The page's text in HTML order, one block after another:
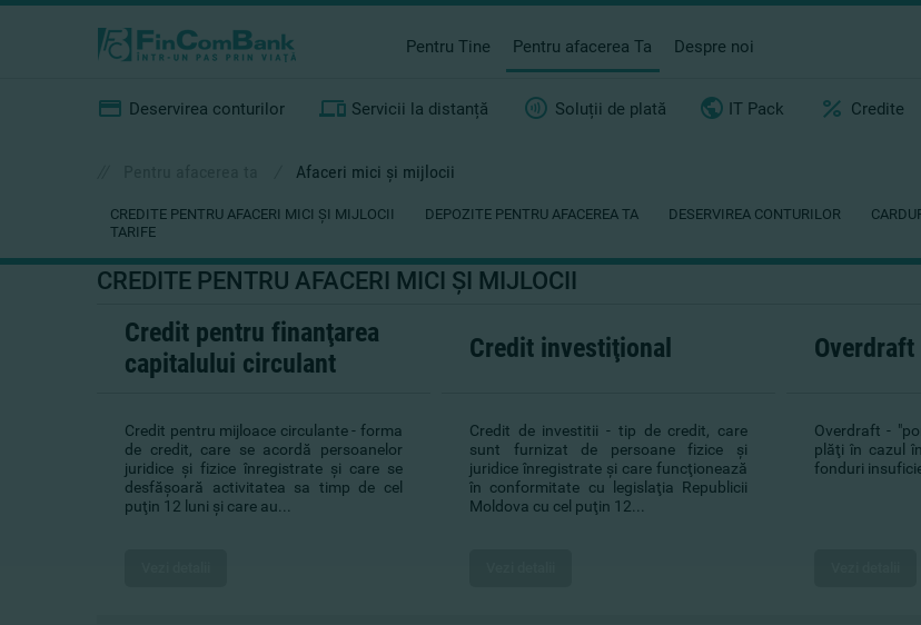
Pentru Tine Pentru afacerea Ta Despre noi
Deservirea conturilor Servicii la distanță Soluții de plată IT Pack Credite
Afaceri mici şi mijlocii
CREDITE PENTRU AFACERI MICI ŞI MIJLOCII DEPOZITE PENTRU AFACEREA TA DESERVIREA CONTURILOR
TARIFE
CREDITE PENTRU AFACERI MICI ŞI MIJLOCII
Credit pentru finanţarea
capitalului circulant
Credit pentru mijloace circulante - forma
de credit, care se acordă persoanelor
juridice şi fizice înregistrate şi care se
desfăşoară activitatea sa timp de cel
puţin 12 luni şi care au...
Credit investiţional
Credit de investitii - tip de credit, care
sunt furnizat de persoane fizice şi
juridice înregistrate şi care funcţionează
în conformitate cu legislaţia Republicii
Moldova cu cel puţin 12...
Overdraft
Overdraft -
plăţi în cazul
fonduri